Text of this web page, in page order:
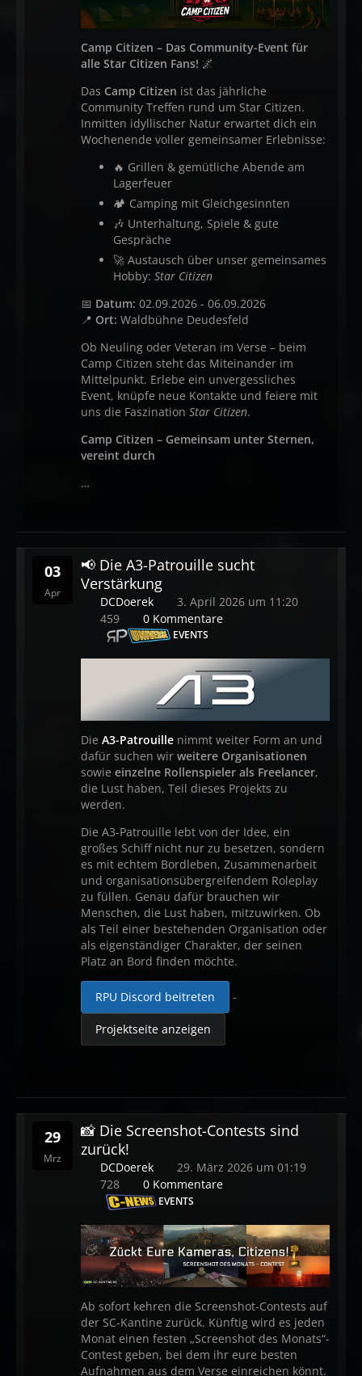
Camp Citizen – Das Community-Event für
alle Star Citizen Fans! 🌌
Das Camp Citizen ist das jährliche
Community Treffen rund um Star Citizen.
Inmitten idyllischer Natur erwartet dich ein
Wochenende voller gemeinsamer Erlebnisse:
🔥 Grillen & gemütliche Abende am
Lagerfeuer
🏕️ Camping mit Gleichgesinnten
🎶 Unterhaltung, Spiele & gute
Gespräche
🚀 Austausch über unser gemeinsames
Hobby: Star Citizen
📅 Datum: 02.09.2026 - 06.09.2026
📍 Ort: Waldbühne Deudesfeld
Ob Neuling oder Veteran im Verse – beim
Camp Citizen steht das Miteinander im
Mittelpunkt. Erlebe ein unvergessliches
Event, knüpfe neue Kontakte und feiere mit
uns die Faszination Star Citizen.
Camp Citizen – Gemeinsam unter Sternen,
vereint durch
…
03
Apr
📢 Die A3-Patrouille sucht
Verstärkung
DCDoerek
3. April 2026 um 11:20
459
0 Kommentare
EVENTS
Die A3-Patrouille nimmt weiter Form an und
dafür suchen wir weitere Organisationen
sowie einzelne Rollenspieler als Freelancer,
die Lust haben, Teil dieses Projekts zu
werden.
Die A3-Patrouille lebt von der Idee, ein
großes Schiff nicht nur zu besetzen, sondern
es mit echtem Bordleben, Zusammenarbeit
und organisationsübergreifendem Roleplay
zu füllen. Genau dafür brauchen wir
Menschen, die Lust haben, mitzuwirken. Ob
als Teil einer bestehenden Organisation oder
als eigenständiger Charakter, der seinen
Platz an Bord finden möchte.
RPU Discord beitreten -
Projektseite anzeigen
29
Mrz
📸 Die Screenshot-Contests sind
zurück!
DCDoerek
29. März 2026 um 01:19
728
0 Kommentare
EVENTS
Ab sofort kehren die Screenshot-Contests auf
der SC-Kantine zurück. Künftig wird es jeden
Monat einen festen „Screenshot des Monats“-
Contest geben, bei dem ihr eure besten
Aufnahmen aus dem Verse einreichen könnt.